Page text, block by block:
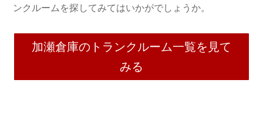
ンクルームを探してみてはいかがでしょうか。
加瀬倉庫のトランクルーム一覧を見て
みる